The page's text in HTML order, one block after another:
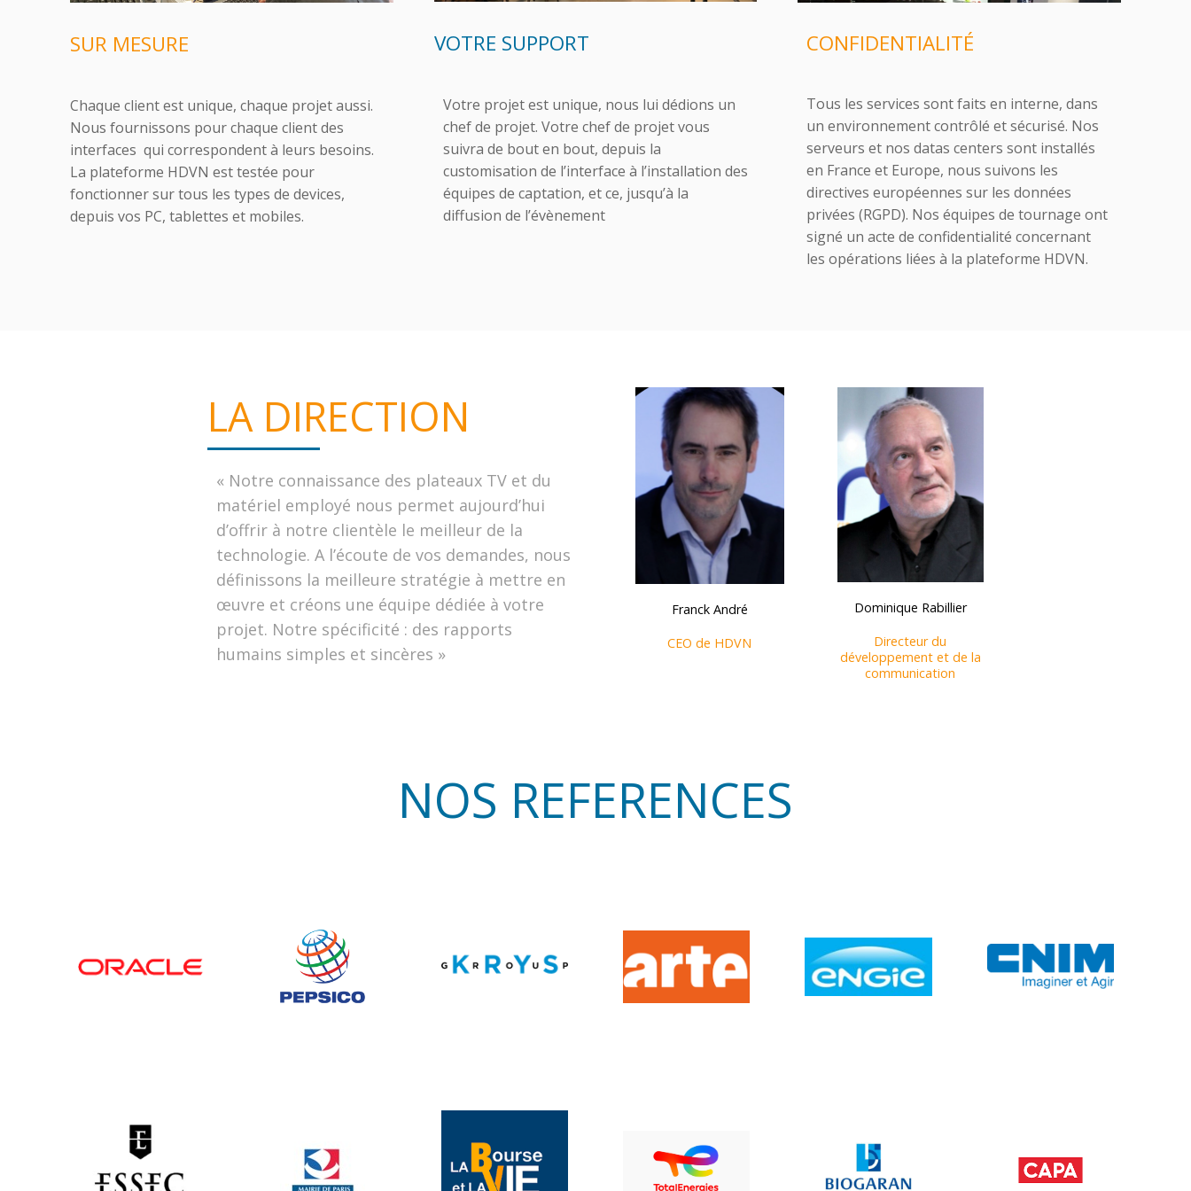
SUR MESURE
Chaque client est unique, chaque projet aussi.
Nous fournissons pour chaque client des
interfaces qui correspondent à leurs besoins.
La plateforme HDVN est testée pour
fonctionner sur tous les types de devices,
depuis vos PC, tablettes et mobiles.
VOTRE SUPPORT
Votre projet est unique, nous lui dédions un
chef de projet. Votre chef de projet vous
suivra de bout en bout, depuis la
customisation de l’interface à l’installation des
équipes de captation, et ce, jusqu’à la
diffusion de l’évènement
CONFIDENTIALITÉ
Tous les services sont faits en interne, dans
un environnement contrôlé et sécurisé. Nos
serveurs et nos datas centers sont installés
en France et Europe, nous suivons les
directives européennes sur les données
privées (RGPD). Nos équipes de tournage ont
signé un acte de confidentialité concernant
les opérations liées à la plateforme HDVN.
LA DIRECTION
« Notre connaissance des plateaux TV et du
matériel employé nous permet aujourd’hui
d’offrir à notre clientèle le meilleur de la
technologie. A l’écoute de vos demandes, nous
définissons la meilleure stratégie à mettre en
œuvre et créons une équipe dédiée à votre
projet. Notre spécificité : des rapports
humains simples et sincères »
Franck André
CEO de HDVN
Dominique Rabillier
Directeur du
développement et de la
communication
NOS REFERENCES